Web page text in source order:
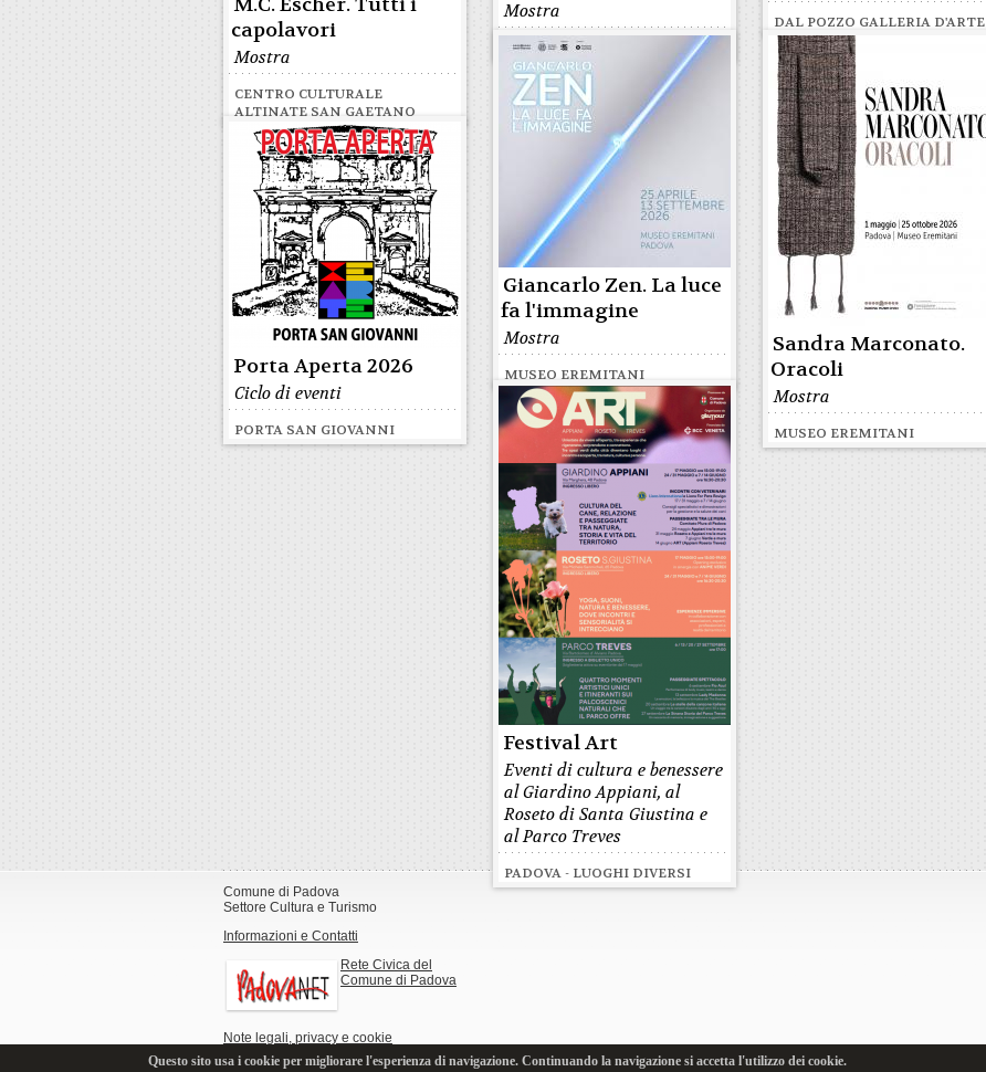
capolavori
Mostra
CENTRO CULTURALE
ALTINATE SAN GAETANO
Mostra
PALAZZO ZUCKERMANN
DAL POZZO GALLERIA D'ARTE
Giancarlo Zen. La luce
fa l'immagine
Mostra
MUSEO EREMITANI
Sandra Marconato.
Oracoli
Mostra
MUSEO EREMITANI
Porta Aperta 2026
Ciclo di eventi
PORTA SAN GIOVANNI
Festival Art
Eventi di cultura e benessere
al Giardino Appiani, al
Roseto di Santa Giustina e
al Parco Treves
PADOVA - LUOGHI DIVERSI
Comune di Padova
Settore Cultura e Turismo
Informazioni e Contatti
Rete Civica del
Comune di Padova
Note legali, privacy e cookie
Questo sito usa i cookie per migliorare l'esperienza di navigazione. Continuando la navigazione si accetta l'utilizzo dei cookie.